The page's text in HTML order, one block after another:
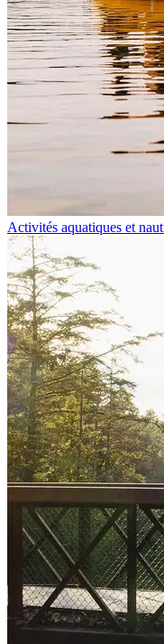
Activités aquatiques et